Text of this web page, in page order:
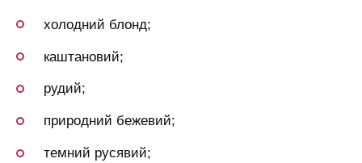
холодний блонд;
каштановий;
рудий;
природний бежевий;
темний русявий;